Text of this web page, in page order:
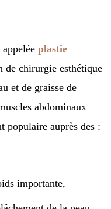
plastie
de chirurgie esthétique
et de graisse de
abdominaux
populaire auprès des :
importante,